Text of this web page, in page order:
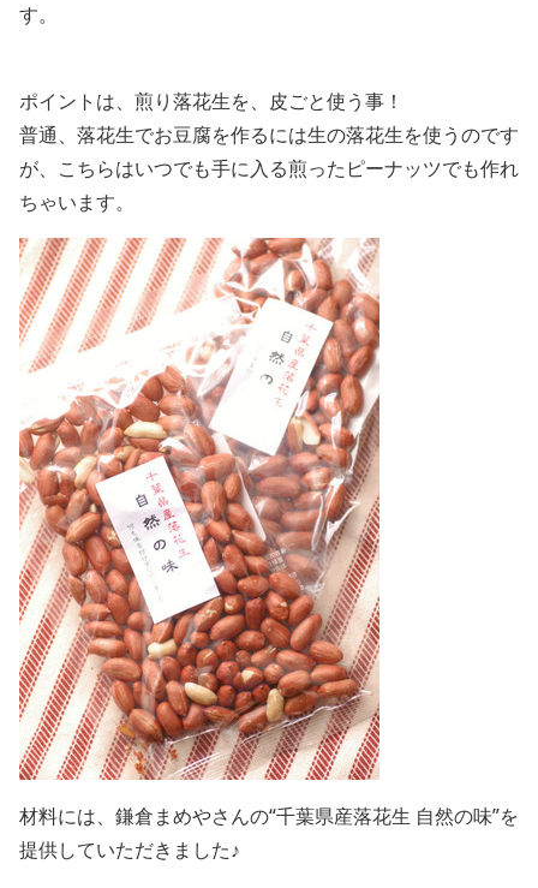
す。
ポイントは、煎り落花生を、皮ごと使う事！
普通、落花生でお豆腐を作るには生の落花生を使うのです
が、こちらはいつでも手に入る煎ったピーナッツでも作れ
ちゃいます。
材料には、鎌倉まめやさんの“千葉県産落花生 自然の味”を
提供していただきました♪